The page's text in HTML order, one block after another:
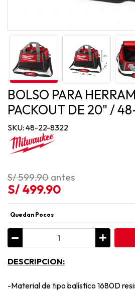
BOLSO PARA
PACKOUT DE 20" /
SKU: 48-22-8322
S/ 599.90 antes
S/ 499.90
Quedan Pocos
DESCRIPCION:
-Material de tipo balístico 1680D